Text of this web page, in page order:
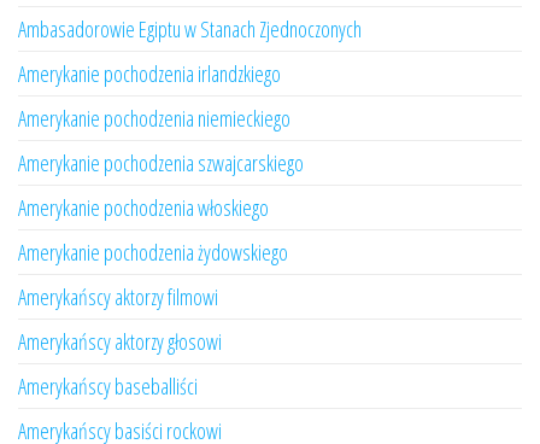
Ambasadorowie Egiptu w Stanach Zjednoczonych
Amerykanie pochodzenia irlandzkiego
Amerykanie pochodzenia niemieckiego
Amerykanie pochodzenia szwajcarskiego
Amerykanie pochodzenia włoskiego
Amerykanie pochodzenia żydowskiego
Amerykańscy aktorzy filmowi
Amerykańscy aktorzy głosowi
Amerykańscy baseballiści
Amerykańscy basiści rockowi